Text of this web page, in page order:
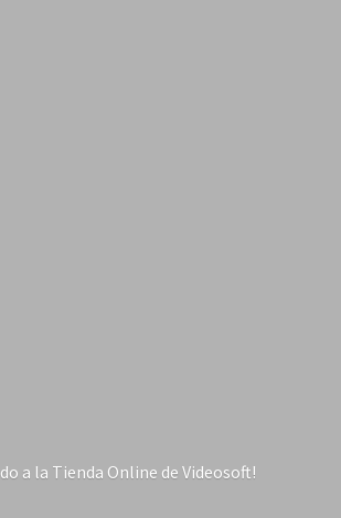
a la Tienda Online de Videosoft!